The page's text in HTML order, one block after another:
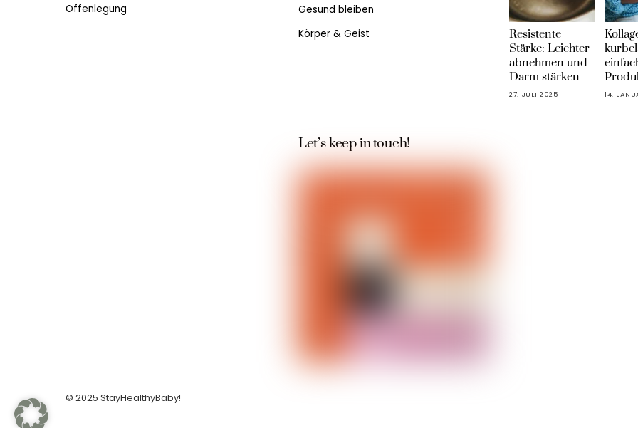
Offenlegung
Gesund bleiben
Körper & Geist
Resistente
Stärke: Leichter
abnehmen und
Darm stärken
27. JULI 2025 14.
Let’s keep in touch!
© 2025 StayHealthyBaby!